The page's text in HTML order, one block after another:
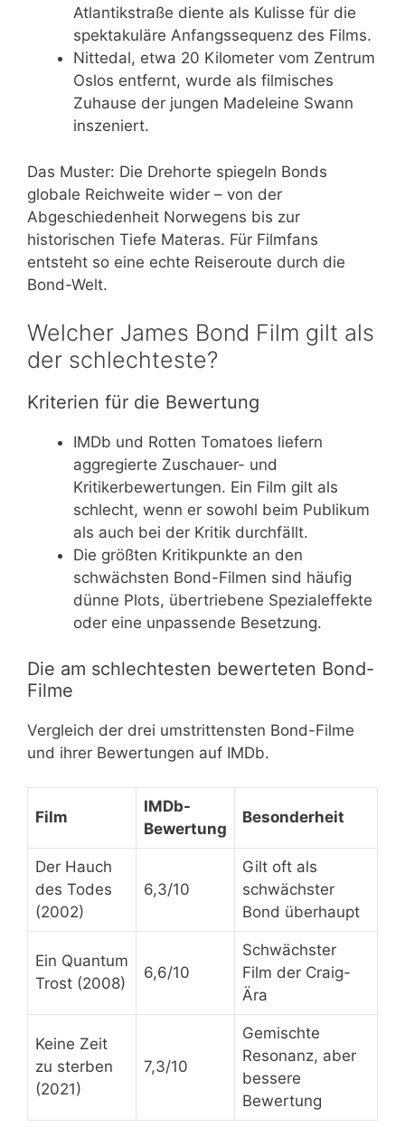
Atlantikstraße diente als Kulisse für die
spektakuläre Anfangssequenz des Films.
Nittedal, etwa 20 Kilometer vom Zentrum
Oslos entfernt, wurde als filmisches
Zuhause der jungen Madeleine Swann
inszeniert.
Das Muster: Die Drehorte spiegeln Bonds
globale Reichweite wider – von der
Abgeschiedenheit Norwegens bis zur
historischen Tiefe Materas. Für Filmfans
entsteht so eine echte Reiseroute durch die
Bond-Welt.
Welcher James Bond Film gilt als
der schlechteste?
Kriterien für die Bewertung
IMDb und Rotten Tomatoes liefern
aggregierte Zuschauer- und
Kritikerbewertungen. Ein Film gilt als
schlecht, wenn er sowohl beim Publikum
als auch bei der Kritik durchfällt.
Die größten Kritikpunkte an den
schwächsten Bond-Filmen sind häufig
dünne Plots, übertriebene Spezialeffekte
oder eine unpassende Besetzung.
Die am schlechtesten bewerteten Bond-
Filme
Vergleich der drei umstrittensten Bond-Filme
und ihrer Bewertungen auf IMDb.
Film
IMDb-
Bewertung
Besonderheit
Der Hauch
des Todes
(2002)
6,3/10
Gilt oft als
schwächster
Bond überhaupt
Ein Quantum
Trost (2008)
6,6/10
Schwächster
Film der Craig-
Ära
Keine Zeit
zu sterben
(2021)
7,3/10
Gemischte
Resonanz, aber
bessere
Bewertung